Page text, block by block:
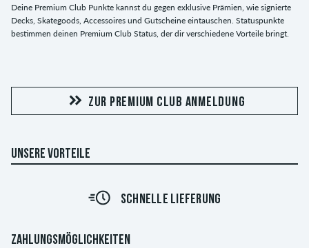
Deine Premium Club Punkte kannst du gegen exklusive Prämien, wie signierte
Decks, Skategoods, Accessoires und Gutscheine eintauschen. Statuspunkte
bestimmen deinen Premium Club Status, der dir verschiedene Vorteile bringt.
ZUR PREMIUM CLUB ANMELDUNG
UNSERE VORTEILE
SCHNELLE LIEFERUNG
ZAHLUNGSMÖGLICHKEITEN